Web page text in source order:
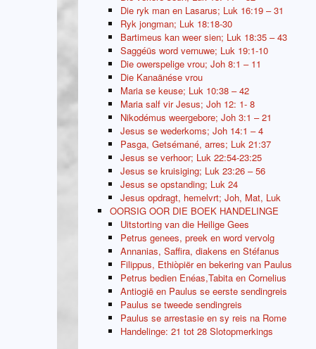
Die ryk man en Lasarus; Luk 16:19 – 31
Ryk jongman; Luk 18:18-30
Bartimeus kan weer sien; Luk 18:35 – 43
Saggéüs word vernuwe; Luk 19:1-10
Die owerspelige vrou; Joh 8:1 – 11
Die Kanaänése vrou
Maria se keuse; Luk 10:38 – 42
Maria salf vir Jesus; Joh 12: 1- 8
Nikodémus weergebore; Joh 3:1 – 21
Jesus se wederkoms; Joh 14:1 – 4
Pasga, Getsémané, arres; Luk 21:37
Jesus se verhoor; Luk 22:54-23:25
Jesus se kruisiging; Luk 23:26 – 56
Jesus se opstanding; Luk 24
Jesus opdragt, hemelvrt; Joh, Mat, Luk
OORSIG OOR DIE BOEK HANDELINGE
Uitstorting van die Heilige Gees
Petrus genees, preek en word vervolg
Annanias, Saffira, diakens en Stéfanus
Filippus, Ethiòpiër en bekering van Paulus
Petrus bedien Enéas,Tabita en Cornelius
Antiogië en Paulus se eerste sendingreis
Paulus se tweede sendingreis
Paulus se arrestasie en sy reis na Rome
Handelinge: 21 tot 28 Slotopmerkings